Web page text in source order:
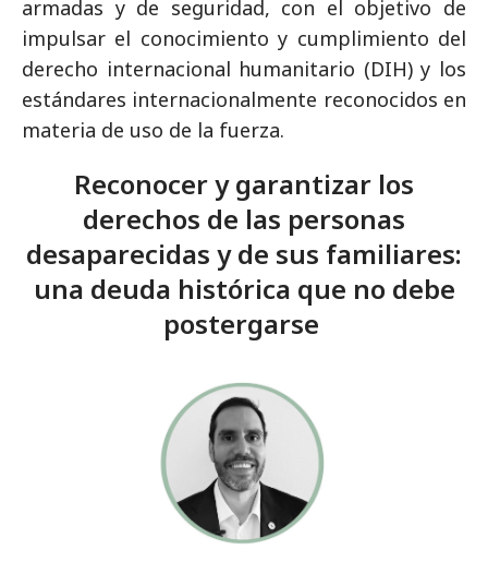
armadas y de seguridad, con el objetivo de
impulsar el conocimiento y cumplimiento del
derecho internacional humanitario (DIH) y los
estándares internacionalmente reconocidos en
materia de uso de la fuerza.
Reconocer y garantizar los
derechos de las personas
desaparecidas y de sus familiares:
una deuda histórica que no debe
postergarse